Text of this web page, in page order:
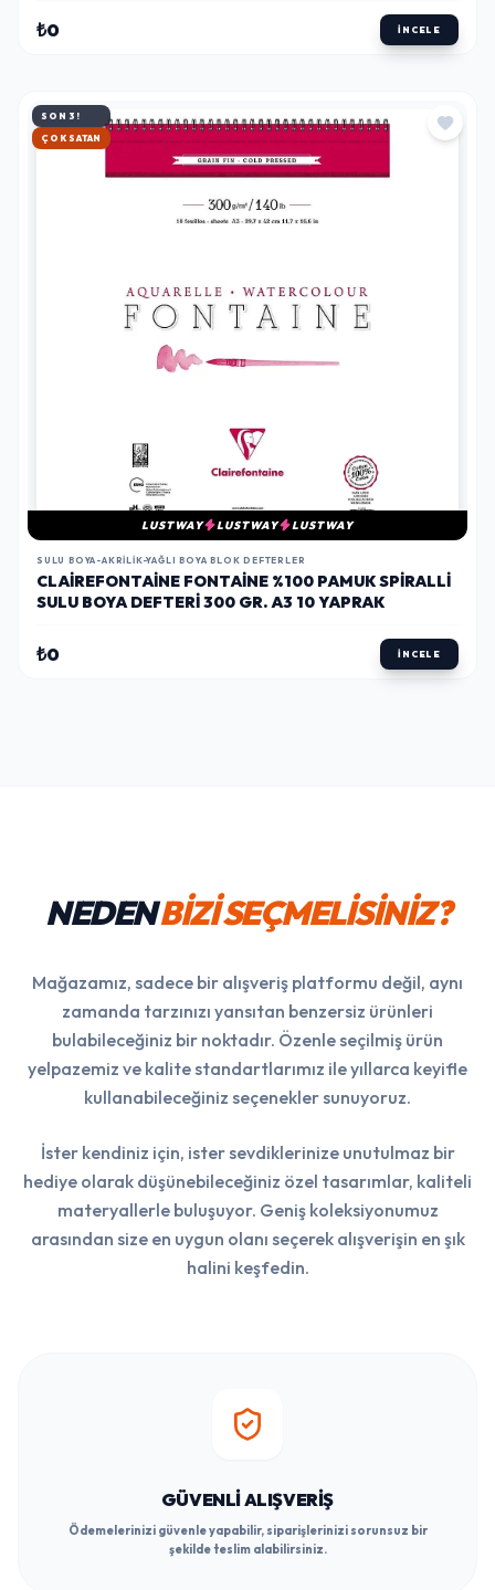
₺0 İNCELE
SON 3!
HIZLI KARGO
LUSTWAY LUSTWAY LUSTWAY
SULU BOYA-AKRILIK-YAĞLI BOYA BLOK DEFTERLER
CLAIREFONTAINE FONTAINE %100 PAMUK SPIRALLI
SULU BOYA DEFTERI 300 GR. A3 10 YAPRAK
₺0 İNCELE
NEDENBİZİ SEÇMELİSİNİZ?
Mağazamız, sadece bir alışveriş platformu değil, aynı
zamanda tarzınızı yansıtan benzersiz ürünleri
bulabileceğiniz bir noktadır. Özenle seçilmiş ürün
yelpazemiz ve kalite standartlarımız ile yıllarca keyifle
kullanabileceğiniz seçenekler sunuyoruz.
İster kendiniz için, ister sevdiklerinize unutulmaz bir
hediye olarak düşünebileceğiniz özel tasarımlar, kaliteli
materyallerle buluşuyor. Geniş koleksiyonumuz
arasından size en uygun olanı seçerek alışverişin en şık
halini keşfedin.
GÜVENLI ALIŞVERIŞ
Ödemelerinizi güvenle yapabilir, siparişlerinizi sorunsuz bir
şekilde teslim alabilirsiniz.